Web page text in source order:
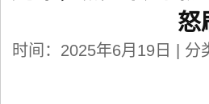
怒
时间：2025年6月19日 |